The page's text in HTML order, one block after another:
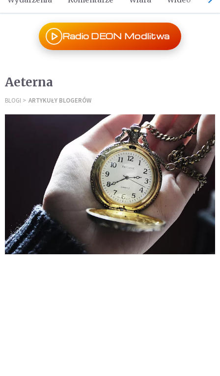
Radio DEON Modlitwa
Aeterna
BLOGI ARTYKUŁY BLOGERÓW